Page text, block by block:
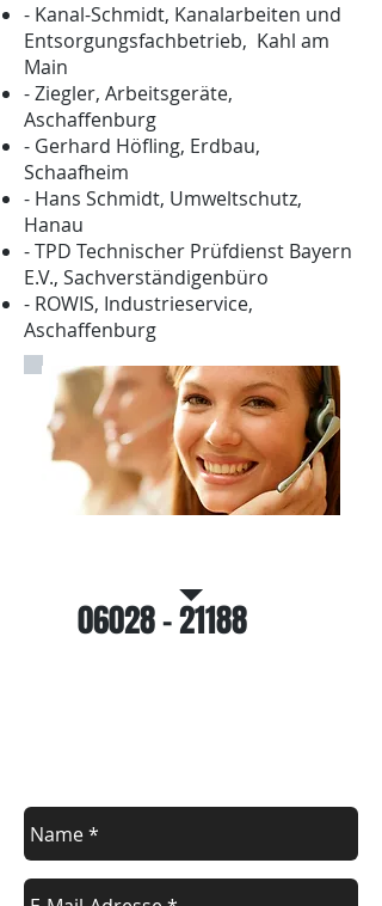
- Kanal-Schmidt, Kanalarbeiten und
Entsorgungsfachbetrieb, Kahl am
Main
- Ziegler, Arbeitsgeräte,
Aschaffenburg
- Gerhard Höfling, Erdbau,
Schaafheim
- Hans Schmidt, Umweltschutz,
Hanau
- TPD Technischer Prüfdienst Bayern
E.V., Sachverständigenbüro
- ROWIS, Industrieservice,
Aschaffenburg
06028 - 21188